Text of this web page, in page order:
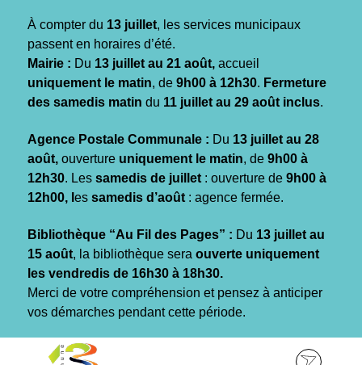
À compter du 13 juillet, les services municipaux
passent en horaires d’été.
Mairie : Du 13 juillet au 21 août, accueil
uniquement le matin, de 9h00 à 12h30. Fermeture
des samedis matin du 11 juillet au 29 août inclus.
Agence Postale Communale : Du 13 juillet au 28
août, ouverture uniquement le matin, de 9h00 à
12h30. Les samedis de juillet : ouverture de 9h00 à
12h00, l es samedis d’août : agence fermée.
Bibliothèque “Au Fil des Pages” : Du 13 juillet au
15 août, la bibliothèque sera ouverte uniquement
les vendredis de 16h30 à 18h30.
Merci de votre compréhension et pensez à anticiper
vos démarches pendant cette période.